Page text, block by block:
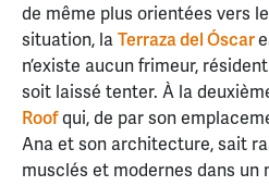
de même plus orientées vers
situation, laTerraza del Óscar
n’existe aucun frimeur,
soit laissé tenter. À la
Roofqui, de par son
Ana et son architecture, sait
musclés et modernes dans un